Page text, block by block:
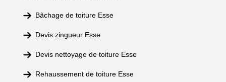
Bâchage de toiture Esse
Devis zingueur Esse
Devis nettoyage de toiture Esse
Rehaussement de toiture Esse